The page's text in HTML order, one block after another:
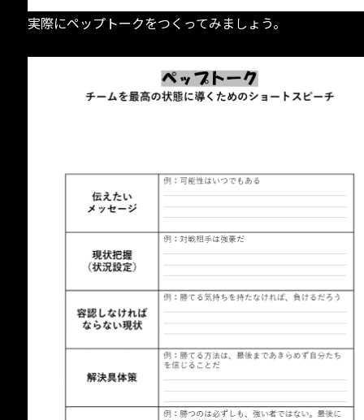
実際にペップトークをつくってみましょう。